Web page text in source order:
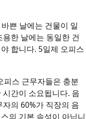
쁜 날에는 건물이 일
한 날에는 동일한 건
합니다. 5일제 오피스
피스 근무자들은 충분
간이 소요됩니다. 음
의 60%가 직장의 음
의 기본 속성이 아닙니